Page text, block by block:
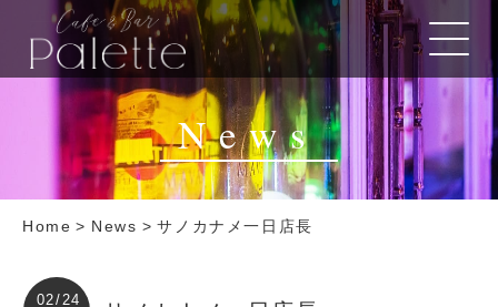
News
Home > News > サノカナメ一日店長
02/24